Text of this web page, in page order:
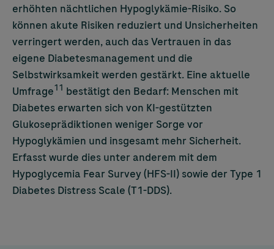
erhöhten nächtlichen Hypoglykämie-Risiko. So
können akute Risiken reduziert und Unsicherheiten
verringert werden, auch das Vertrauen in das
eigene Diabetesmanagement und die
Selbstwirksamkeit werden gestärkt. Eine aktuelle
Umfrage11 bestätigt den Bedarf: Menschen mit
Diabetes erwarten sich von KI-gestützten
Glukoseprädiktionen weniger Sorge vor
Hypoglykämien und insgesamt mehr Sicherheit.
Erfasst wurde dies unter anderem mit dem
Hypoglycemia Fear Survey (HFS-II) sowie der Type 1
Diabetes Distress Scale (T1-DDS).